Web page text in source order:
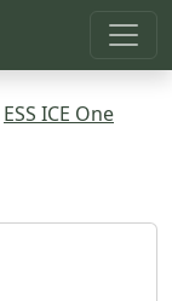
ESS ICE One